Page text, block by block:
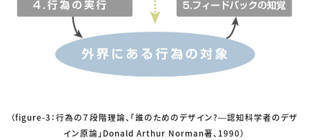
（figure-3：行為の７段階理論、「誰のためのデザイン?―認知科学者のデザ
イン原論」Donald Arthur Norman著、1990）